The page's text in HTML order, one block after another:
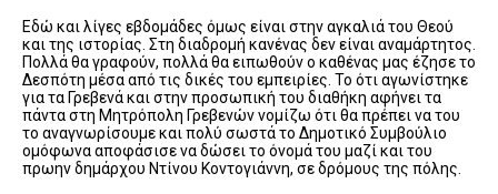
Εδώ και λίγες εβδομάδες όμως είναι στην αγκαλιά του Θεού
και της ιστορίας. Στη διαδρομή κανένας δεν είναι αναμάρτητος.
Πολλά θα γραφούν, πολλά θα ειπωθούν ο καθένας μας έζησε το
Δεσπότη μέσα από τις δικές του εμπειρίες. Το ότι αγωνίστηκε
για τα Γρεβενά και στην προσωπική του διαθήκη αφήνει τα
πάντα στη Μητρόπολη Γρεβενών νομίζω ότι θα πρέπει να του
το αναγνωρίσουμε και πολύ σωστά το Δημοτικό Συμβούλιο
ομόφωνα αποφάσισε να δώσει το όνομά του μαζί και του
πρωην δημάρχου Ντίνου Κοντογιάννη, σε δρόμους της πόλης.